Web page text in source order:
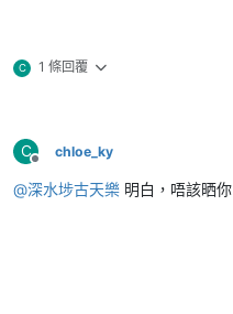
C 1 條回覆
C
離線
chloe_ky
@深水埗古天樂 明白，唔該晒你